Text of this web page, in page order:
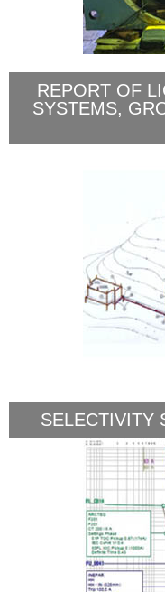
REPORT OF
SYSTEMS,
SELECTIVITY